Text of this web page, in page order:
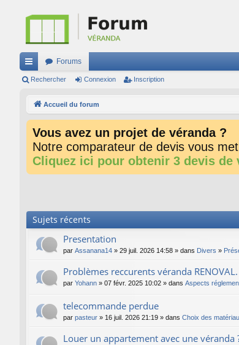
ac
Forums
Rechercher Connexion Inscription
Accueil du forum
Vous avez un projet de véranda ?
Notre comparateur de devis vous
Cliquez ici pour obtenir 3 devis de
Sujets récents
Presentation
par Assanana14 » 29 juil. 2026 14:58 » dans Divers »
Problèmes reccurents véranda
par Yohann » 07 févr. 2025 10:02 » dans Aspects
telecommande perdue
par pasteur » 16 juil. 2026 21:19 » dans Choix des
Louer un appartement avec une véranda